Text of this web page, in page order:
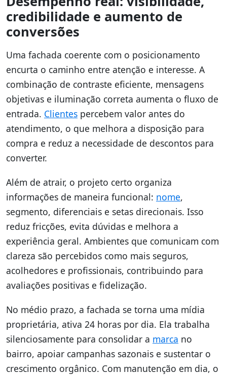
credibilidade e aumento de
conversões
Uma fachada coerente com o posicionamento
encurta o caminho entre atenção e interesse. A
combinação de contraste eficiente, mensagens
objetivas e iluminação correta aumenta o fluxo de
entrada. Clientes percebem valor antes do
atendimento, o que melhora a disposição para
compra e reduz a necessidade de descontos para
converter.
Além de atrair, o projeto certo organiza
informações de maneira funcional: nome,
segmento, diferenciais e setas direcionais. Isso
reduz fricções, evita dúvidas e melhora a
experiência geral. Ambientes que comunicam com
clareza são percebidos como mais seguros,
acolhedores e profissionais, contribuindo para
avaliações positivas e fidelização.
No médio prazo, a fachada se torna uma mídia
proprietária, ativa 24 horas por dia. Ela trabalha
silenciosamente para consolidar a marca no
bairro, apoiar campanhas sazonais e sustentar o
crescimento orgânico. Com manutenção em dia, o